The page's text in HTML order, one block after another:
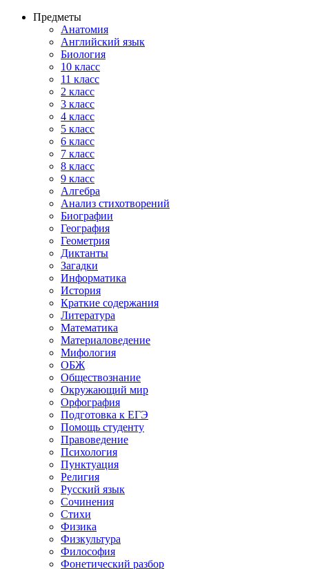
Предметы
Анатомия
Английский язык
Биология
10 класс
11 класс
2 класс
3 класс
4 класс
5 класс
6 класс
7 класс
8 класс
9 класс
Алгебра
Анализ стихотворений
Биографии
География
Геометрия
Диктанты
Загадки
Информатика
История
Краткие содержания
Литература
Математика
Материаловедение
Мифология
ОБЖ
Обществознание
Окружающий мир
Орфография
Подготовка к ЕГЭ
Помощь студенту
Правоведение
Психология
Пунктуация
Религия
Русский язык
Сочинения
Стихи
Физика
Физкультура
Философия
Фонетический разбор